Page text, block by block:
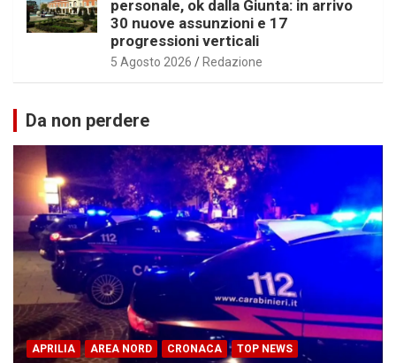
personale, ok dalla Giunta: in arrivo
30 nuove assunzioni e 17
progressioni verticali
5 Agosto 2026 Redazione
Da non perdere
APRILIA AREA NORD CRONACA TOP NEWS